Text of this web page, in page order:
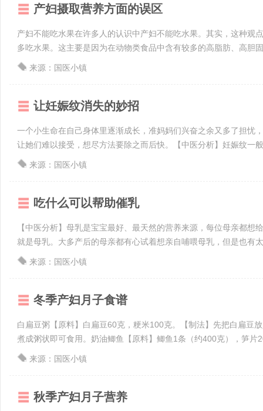
产妇摄取营养方面的误区
产妇不能吃水果在许多人的认识中产妇不能吃水果。其实，这种观
多吃水果。这主要是因为在动物类食品中含有较多的高脂肪、高胆
来源：国医小镇
让妊娠纹消失的妙招
一个小生命在自己身体里逐渐成长，准妈妈们兴奋之余又多了担忧
让她们难以接受，想尽方法要除之而后快。【中医分析】妊娠纹一
来源：国医小镇
吃什么可以帮助催乳
【中医分析】母乳是宝宝最好、最天然的营养来源，每位母亲都
就是母乳。大多产后的母亲都有心试着想亲自哺喂母乳，但是也有
来源：国医小镇
冬季产妇月子食谱
白扁豆粥【原料】白扁豆60克，粳米100克。【制法】先把白扁豆
煮成粥状即可食用。奶油鲫鱼【原料】鲫鱼1条（约400克），笋片
来源：国医小镇
秋季产妇月子营养